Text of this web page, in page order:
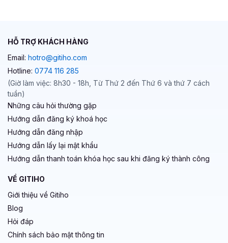
HỖ TRỢ KHÁCH HÀNG
Email: hotro@gitiho.com
Hotline: 0774 116 285
(Giờ làm việc: 8h30 - 18h, Từ Thứ 2 đến Thứ 6 và thứ 7 cách
tuần)
Những câu hỏi thường gặp
Hướng dẫn đăng ký khoá học
Hướng dẫn đăng nhập
Hướng dẫn lấy lại mật khẩu
Hướng dẫn thanh toán khóa học sau khi đăng ký thành công
VỀ GITIHO
Giới thiệu về Gitiho
Blog
Hỏi đáp
Chính sách bảo mật thông tin